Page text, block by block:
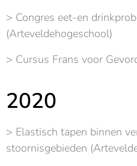
> Congres eet-en
(Arteveldehogeschool)
> Cursus Frans voor
2020
> Elastisch tapen binnen
stoornisgebieden